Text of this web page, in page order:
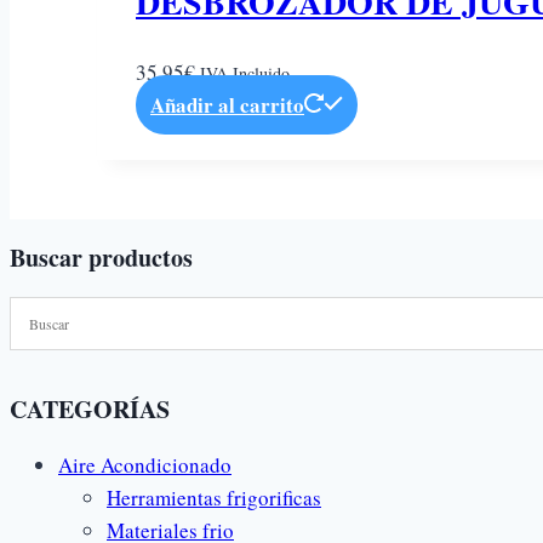
35,95€ IVA Incluido
Añadir al carrito
Buscar productos
CATEGORÍAS
Aire Acondicionado
Herramientas frigorificas
Materiales frio